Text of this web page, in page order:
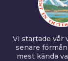
Vi startade vår
senare
mest kända